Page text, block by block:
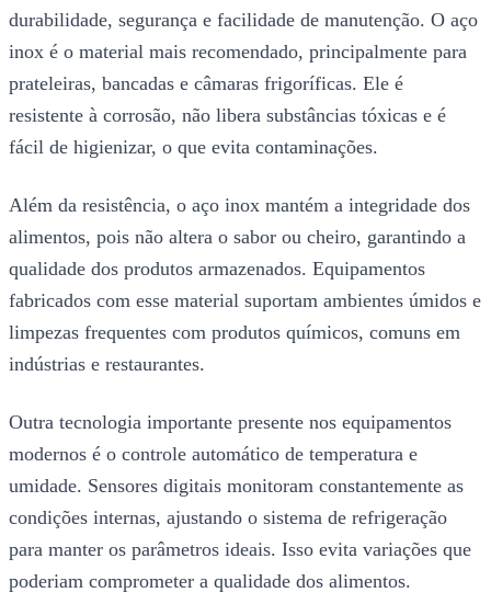
durabilidade, segurança e facilidade de manutenção. O aço
inox é o material mais recomendado, principalmente para
prateleiras, bancadas e câmaras frigoríficas. Ele é
resistente à corrosão, não libera substâncias tóxicas e é
fácil de higienizar, o que evita contaminações.
Além da resistência, o aço inox mantém a integridade dos
alimentos, pois não altera o sabor ou cheiro, garantindo a
qualidade dos produtos armazenados. Equipamentos
fabricados com esse material suportam ambientes úmidos e
limpezas frequentes com produtos químicos, comuns em
indústrias e restaurantes.
Outra tecnologia importante presente nos equipamentos
modernos é o controle automático de temperatura e
umidade. Sensores digitais monitoram constantemente as
condições internas, ajustando o sistema de refrigeração
para manter os parâmetros ideais. Isso evita variações que
poderiam comprometer a qualidade dos alimentos.